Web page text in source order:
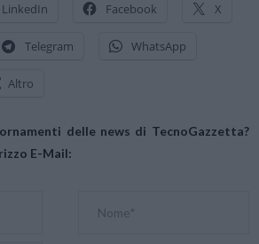
LinkedIn Facebook X
Telegram WhatsApp
Altro
delle news di TecnoGazzetta?
E-Mail: